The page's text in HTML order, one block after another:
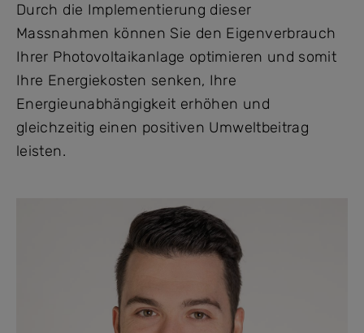
Durch die Implementierung dieser
Massnahmen können Sie den Eigenverbrauch
Ihrer Photovoltaikanlage optimieren und somit
Ihre Energiekosten senken, Ihre
Energieunabhängigkeit erhöhen und
gleichzeitig einen positiven Umweltbeitrag
leisten.